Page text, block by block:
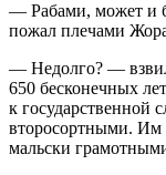
— Рабами, может и
пожал плечами
— Недолго? —
650 бесконечных
к государственной
второсортными. Им
мальски